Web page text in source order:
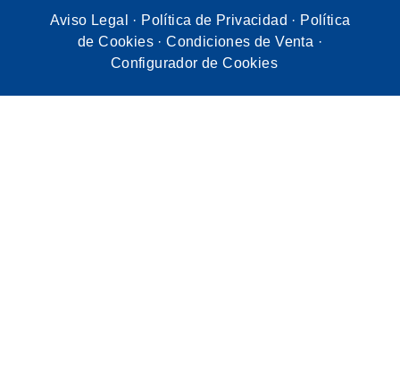
Aviso Legal · Política de Privacidad · Política
de Cookies ·Condiciones de Venta ·
Configurador de Cookies